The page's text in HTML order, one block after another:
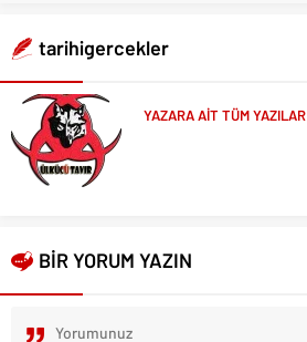
tarihigercekler
YAZARA AİT TÜM YAZILAR
BİR YORUM YAZIN